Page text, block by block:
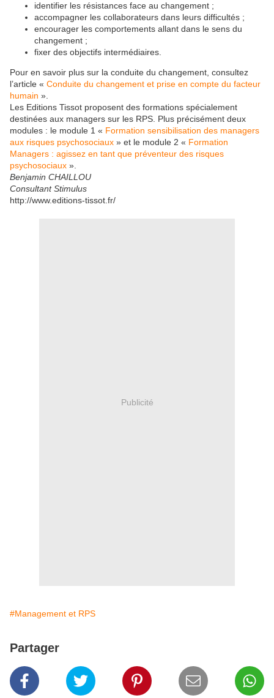
identifier les résistances face au changement ;
accompagner les collaborateurs dans leurs difficultés ;
encourager les comportements allant dans le sens du
changement ;
fixer des objectifs intermédiaires.
Pour en savoir plus sur la conduite du changement, consultez
l’article « Conduite du changement et prise en compte du facteur
humain ».
Les Editions Tissot proposent des formations spécialement
destinées aux managers sur les RPS. Plus précisément deux
modules : le module 1 « Formation sensibilisation des managers
aux risques psychosociaux » et le module 2 « Formation
Managers : agissez en tant que préventeur des risques
psychosociaux ».
Benjamin CHAILLOU
Consultant Stimulus
http://www.editions-tissot.fr/
Publicité
#Management et RPS
Partager